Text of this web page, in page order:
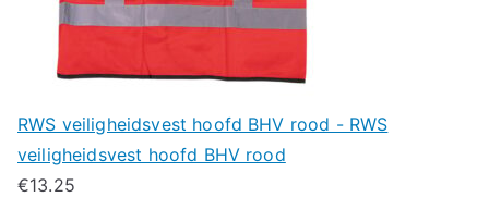
RWS veiligheidsvest hoofd BHV rood - RWS
veiligheidsvest hoofd BHV rood
€13.25